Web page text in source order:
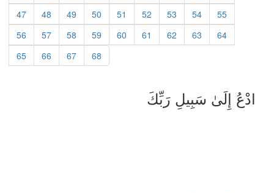
47
48 49 50 51 52 53 54
55
56
57 58 59 60 61 62 63
64
65
66 67 68
ادْعُ إِلَىٰ سَبِيلِ رَبِّكَ